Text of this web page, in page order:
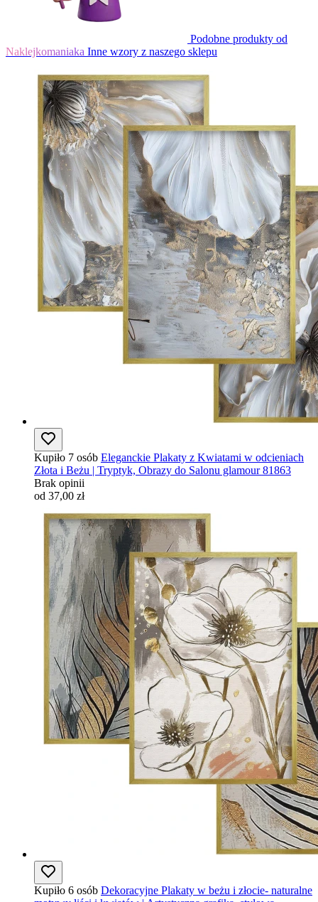
Podobne produkty od
Naklejkomaniaka Inne wzory z naszego sklepu
Kupiło 7 osób Eleganckie Plakaty z Kwiatami w odcieniach
Złota i Beżu | Tryptyk, Obrazy do Salonu glamour 81863
Brak opinii
od 37,00 zł
Kupiło 6 osób Dekoracyjne Plakaty w beżu i złocie- naturalne